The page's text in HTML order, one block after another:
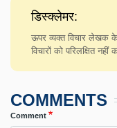
डिस्क्लेमर:
ऊपर व्यक्त विचार लेखक
विचारों को परिलक्षित नहीं
COMMENTS
Comment